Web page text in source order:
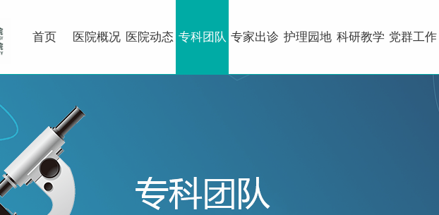
首页 医院概况 医院动态 专科团队 专家出诊 护理园地 科研教学 党群工作